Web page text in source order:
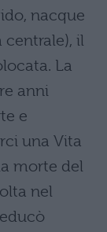
nacque
centrale), il
La
anni
e
una Vita
morte del
nel